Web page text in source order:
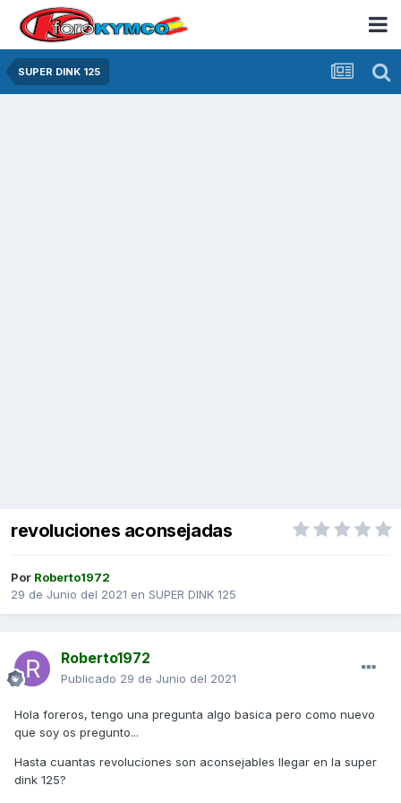
SUPER DINK 125
revoluciones aconsejadas
Por Roberto1972
29 de Junio del 2021 en SUPER DINK 125
Roberto1972
Publicado 29 de Junio del 2021
Hola foreros, tengo una pregunta algo basica pero como nuevo
que soy os pregunto...
Hasta cuantas revoluciones son aconsejables llegar en la super
dink 125?